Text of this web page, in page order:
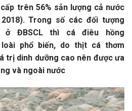
trên 56% sản lượng cả nước
Trong số các đối tượng
ở ĐBSCL thì cá điêu hồng
phổ biến, do thịt cá thơm
trị dinh dưỡng cao nên được ưa
và ngoài nước